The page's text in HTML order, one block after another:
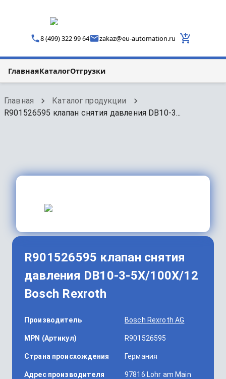
8 (499) 322 99 64 zakaz@eu-automation.ru
ГлавнаяКаталогОтгрузки
Главная
Каталог продукции
R901526595 клапан снятия давления DB10-3...
R901526595 клапан снятия
давления DB10-3-5X/100X/12
Bosch Rexroth
Производитель Bosch Rexroth AG
MPN (Артикул) R901526595
Страна происхождения Германия
Адрес производителя 97816 Lohr am Main